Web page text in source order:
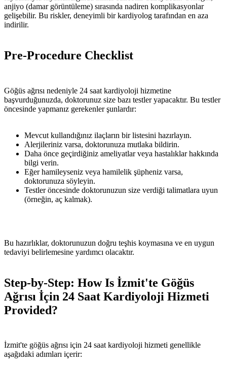
anjiyo (damar görüntüleme) sırasında nadiren komplikasyonlar
gelişebilir. Bu riskler, deneyimli bir kardiyolog tarafından en aza
indirilir.
Pre-Procedure Checklist
Göğüs ağrısı nedeniyle 24 saat kardiyoloji hizmetine
başvurduğunuzda, doktorunuz size bazı testler yapacaktır. Bu testler
öncesinde yapmanız gerekenler şunlardır:
Mevcut kullandığınız ilaçların bir listesini hazırlayın.
Alerjileriniz varsa, doktorunuza mutlaka bildirin.
Daha önce geçirdiğiniz ameliyatlar veya hastalıklar hakkında
bilgi verin.
Eğer hamileyseniz veya hamilelik şüpheniz varsa,
doktorunuza söyleyin.
Testler öncesinde doktorunuzun size verdiği talimatlara uyun
(örneğin, aç kalmak).
Bu hazırlıklar, doktorunuzun doğru teşhis koymasına ve en uygun
tedaviyi belirlemesine yardımcı olacaktır.
Step-by-Step: How Is İzmit'te Göğüs
Ağrısı İçin 24 Saat Kardiyoloji Hizmeti
Provided?
İzmit'te göğüs ağrısı için 24 saat kardiyoloji hizmeti genellikle
aşağıdaki adımları içerir: